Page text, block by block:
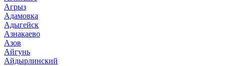
Агрыз
Адамовка
Адыгейск
Азнакаево
Азов
Айгунь
Айдырлинский